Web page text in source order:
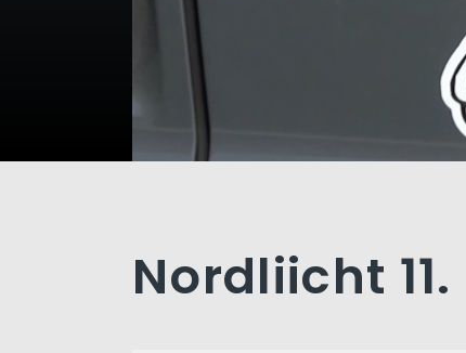
Nordliicht